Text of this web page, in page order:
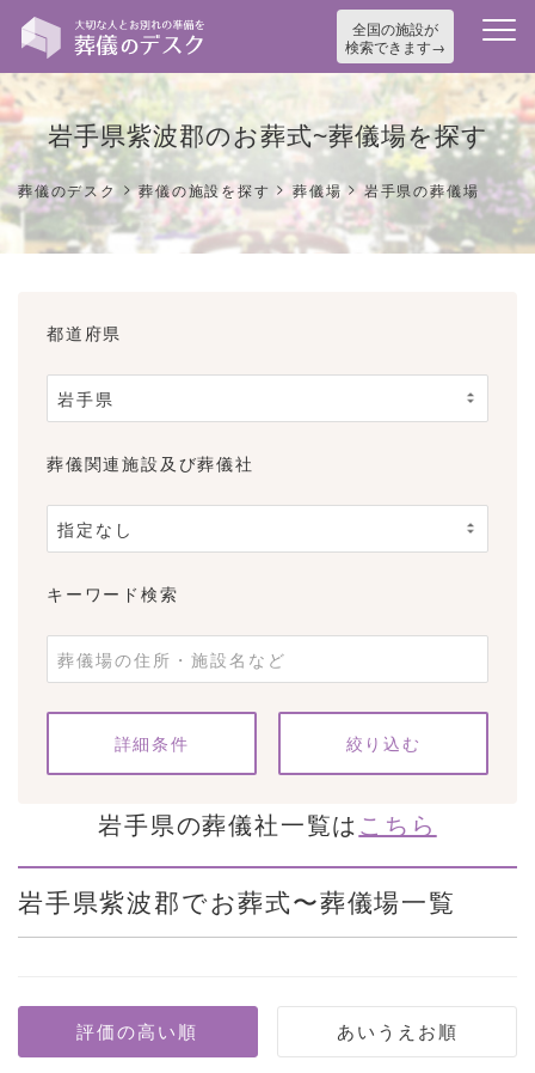
全国の施設が
検索できます
岩手県紫波郡のお葬式~葬儀場を探す
葬儀のデスク >葬儀の施設を探す >葬儀場>岩手県の葬儀場
都道府県
葬儀関連施設及び葬儀社
キーワード検索
条件をクリア
詳細条件
岩手県の葬儀社一覧は こちら
岩手県紫波郡でお葬式〜葬儀場一覧